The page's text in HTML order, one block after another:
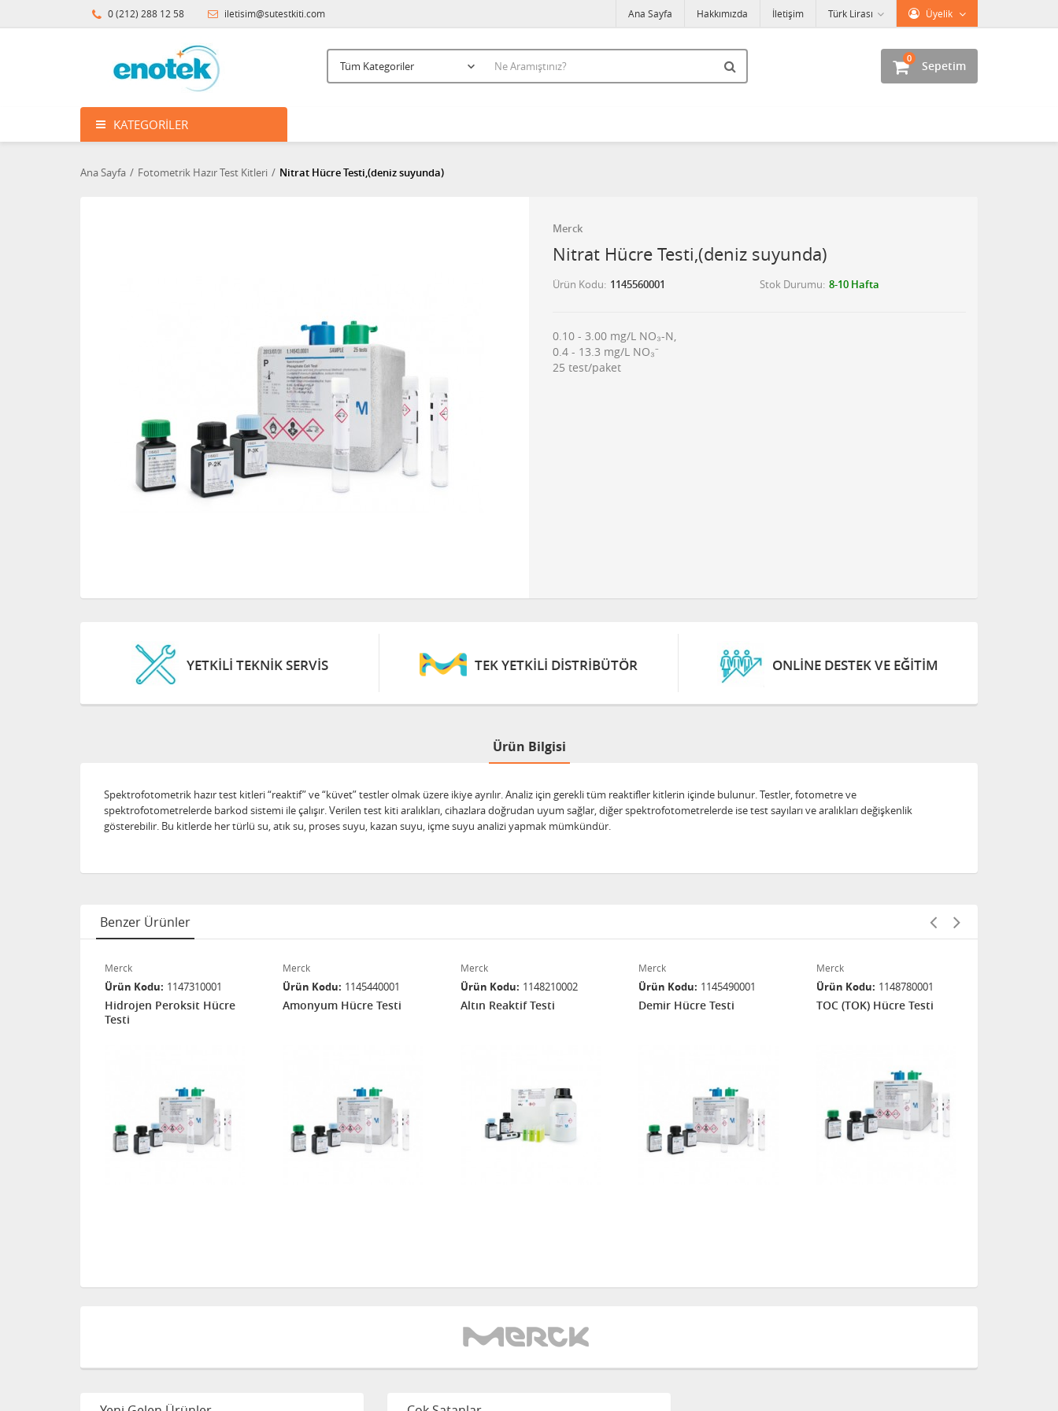
0 (212) 288 12 58 iletisim@sutestkiti.com Üyelik
Türk Lirası
Ana Sayfa Hakkımızda İletişim
Sepetim
0
KATEGORILER
Ana Sayfa Fotometrik Hazır Test Kitleri Nitrat Hücre Testi,(deniz suyunda)
Merck
Nitrat Hücre Testi,(deniz suyunda)
Ürün Kodu 1145560001 Stok Durumu 8-10 Hafta
0.10 - 3.00 mg/L NO₃-N,
0.4 - 13.3 mg/L NO₃⁻
25 test/paket
YETKİLİ TEKNİK SERVİS TEK YETKİLİ DİSTRİBÜTÖR ONLINE DESTEK VE EĞITIM
Ürün Bilgisi
Spektrofotometrik hazır test kitleri “reaktif” ve “küvet” testler olmak üzere ikiye ayrılır. Analiz için gerekli tüm reaktifler kitlerin içinde bulunur. Testler, fotometre ve
spektrofotometrelerde barkod sistemi ile çalışır. Verilen test kiti aralıkları, cihazlara doğrudan uyum sağlar, diğer spektrofotometrelerde ise test sayıları ve aralıkları değişkenlik
gösterebilir. Bu kitlerde her türlü su, atık su, proses suyu, kazan suyu, içme suyu analizi yapmak mümkündür.
Benzer Ürünler
Merck
Ürün Kodu 1147310001
Hidrojen Peroksit Hücre
Testi
Merck
Ürün Kodu 1145440001
Amonyum Hücre Testi
Merck
Ürün Kodu 1148210002
Altın Reaktif Testi
Merck
Ürün Kodu 1145490001
Demir Hücre Testi
Merck
Ürün Kodu 1148780001
TOC (TOK) Hücre Testi